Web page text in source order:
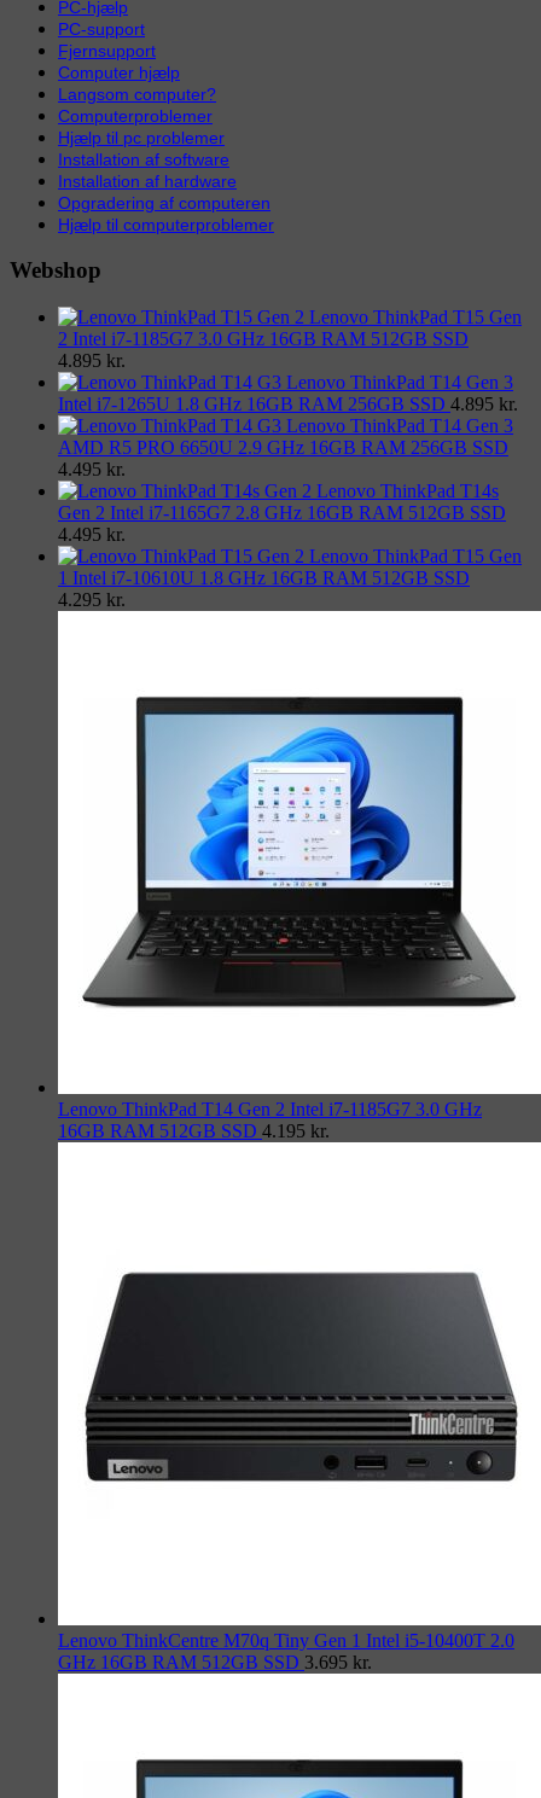
PC-hjælp
PC-support
Fjernsupport
Computer hjælp
Langsom computer?
Computerproblemer
Hjælp til pc problemer
Installation af software
Installation af hardware
Opgradering af computeren
Hjælp til computerproblemer
Webshop
Lenovo ThinkPad T15 Gen
2 Intel i7-1185G7 3.0 GHz 16GB RAM 512GB SSD
4.895 kr.
Lenovo ThinkPad T14 Gen 3
Intel i7-1265U 1.8 GHz 16GB RAM 256GB SSD 4.895 kr.
Lenovo ThinkPad T14 Gen 3
AMD R5 PRO 6650U 2.9 GHz 16GB RAM 256GB SSD
4.495 kr.
Lenovo ThinkPad T14s
Gen 2 Intel i7-1165G7 2.8 GHz 16GB RAM 512GB SSD
4.495 kr.
Lenovo ThinkPad T15 Gen
1 Intel i7-10610U 1.8 GHz 16GB RAM 512GB SSD
4.295 kr.
Lenovo ThinkPad T14 Gen 2 Intel i7-1185G7 3.0 GHz
16GB RAM 512GB SSD 4.195 kr.
Lenovo ThinkCentre M70q Tiny Gen 1 Intel i5-10400T 2.0
GHz 16GB RAM 512GB SSD 3.695 kr.